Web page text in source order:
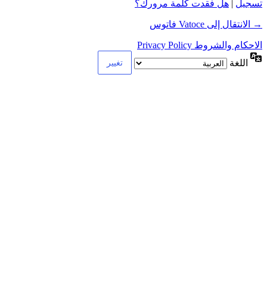
تسجيل | هل فقدت كلمة مرورك؟
→ الانتقال إلى Vatoce فاتوس
الاحكام والشروط Privacy Policy
اللغة